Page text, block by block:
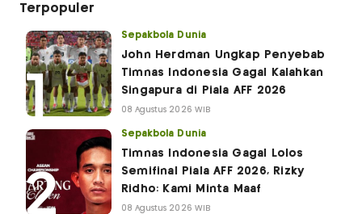
Terpopuler
Sepakbola Dunia
John Herdman Ungkap Penyebab
Timnas Indonesia Gagal Kalahkan
Singapura di Piala AFF 2026
08 Agustus 2026 WIB
Sepakbola Dunia
Timnas Indonesia Gagal Lolos
Semifinal Piala AFF 2026, Rizky
Ridho: Kami Minta Maaf
08 Agustus 2026 WIB